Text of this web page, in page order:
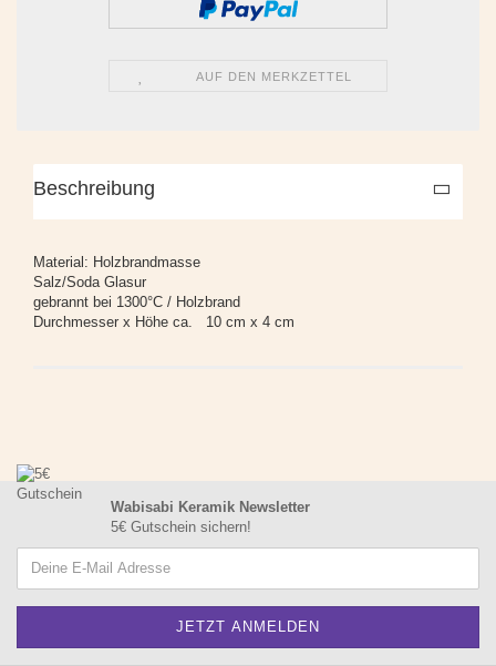
AUF DEN MERKZETTEL
Beschreibung
Material: Holzbrandmasse
Salz/Soda Glasur
gebrannt bei 1300°C / Holzbrand
Durchmesser x Höhe ca. 10 cm x 4 cm
Wabisabi Keramik Newsletter
5€ Gutschein sichern!